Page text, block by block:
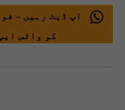
اپ ڈیٹ رہیں –
کو واٹس